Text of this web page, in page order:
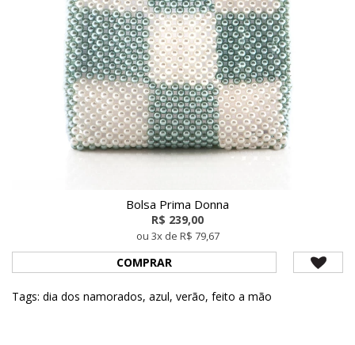
Bolsa Prima Donna
R$ 239,00
ou 3x de R$ 79,67
COMPRAR
Tags: dia dos namorados, azul, verão, feito a mão